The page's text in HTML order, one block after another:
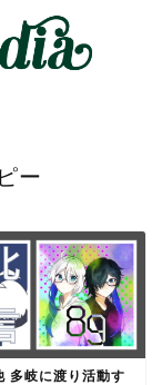
ー
多岐に渡り活動す